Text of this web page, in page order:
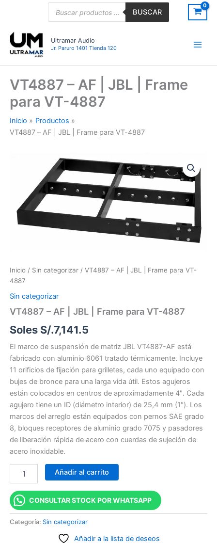
BUSCAR
Ultramar Audio
Jr. Paruro 1401 Tienda 120
VT4887 – AF | JBL | Frame
para VT-4887
Inicio
Productos
VT4887 – AF | JBL | Frame para VT-4887
Inicio / Sin categorizar / VT4887 – AF | JBL | Frame para VT-
4887
Sin categorizar
VT4887 – AF | JBL | Frame para VT-4887
Soles S/.7,141.5
El marco de suspensión de matriz JBL VT4887-AF está
fabricado con aluminio 6061 tratado térmicamente. Incluye
11 orificios de fijación para grilletes, cada uno equipado con
bujes de bronce para una larga vida útil. Estos agujeros
están colocados en centros de aproximadamente 4″. Cada
agujero tiene un ID (diámetro interior) de 25,4 mm (1″). Los
marcos del arreglo están equipados con pernos SAE grado
8, bloques receptores de aluminio grado 7075 y pasadores
de liberación rápida de acero con cuerdas de sujeción de
acero inoxidable.
Frame
para
Añadir al carrito
CONSULTAR STOCK POR WHATSAPP
Categoría: Sin categorizar
Añadir a la lista de deseos